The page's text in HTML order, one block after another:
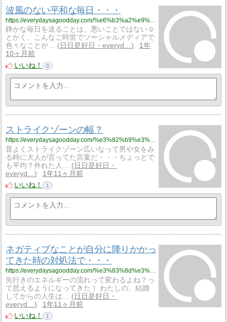
波風のない平和な毎日・・・
https://everydaysagoodday.com/%e6%b3%a2%e9%a2%a8%e3%81%ae%e3%81%aa%e3%81%84%e5%b9%b3%e5%92%8c%e3%81%aa%e6%af%8e%e6%97%a5%e3%83%bb%e3%83%bb%e3%83%bb/
静かな毎日を送ることは、悪いことではない☺️
とかく、こんなご時世でソーシャルメディアで
色々なことが…
日日是好日・everyd…
1年
10ヶ月前
いいね！
0
ストライクゾーンの幅？
https://everydaysagoodday.com/%e3%82%b9%e3%83%88%e3%83%a9%e3%82%a4%e3%82%af%e3%82%be%e3%83%bc%e3%83%b3%e3%81%ae%e5%b9%85%ef%bc%9f/
昔よくストライクゾーン広いなって男や女をみ
る時に大人が言ってた言葉だ・・・ちょっとで
も平均？外れた人…
日日是好日・
everyd…
1年11ヶ月前
いいね！
1
ネガティブなことが自分に降りかかっ
てきた時の対処法で・・・
https://everydaysagoodday.com/%e3%83%8d%e3%82%ac%e3%83%86%e3%82%a3%e3%83%96%e3%81%aa%e3%81%93%e3%81%a8%e3%81%8c%e8%87%aa%e5%88%86%e3%81%ab%e9%99%8d%e3%82%8a%e3%81%8b%e3%81%8b%e3%81%a3%e3%81%a6%e3%81%8d%e3%81%9f%e6%99%82%e3%81%ae/
先行きのエネルギーの流れって変わるよね？っ
て思えるようになってきた！ わたしの、結婚
してからの人生は…
日日是好日・
everyd…
1年11ヶ月前
いいね！
1